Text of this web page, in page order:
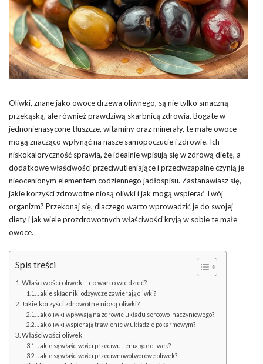
Oliwki, znane jako owoce drzewa oliwnego, są nie tylko smaczną
przekąską, ale również prawdziwą skarbnicą zdrowia. Bogate w
jednonienasycone tłuszcze, witaminy oraz minerały, te małe owoce
mogą znacząco wpłynąć na nasze samopoczucie i zdrowie. Ich
niskokaloryczność sprawia, że idealnie wpisują się w zdrową dietę, a
dodatkowe właściwości przeciwutleniające i przeciwzapalne czynią je
nieocenionym elementem codziennego jadłospisu. Zastanawiasz się,
jakie korzyści zdrowotne niosą oliwki i jak mogą wspierać Twój
organizm? Przekonaj się, dlaczego warto wprowadzić je do swojej
diety i jak wiele prozdrowotnych właściwości kryją w sobie te małe
owoce.
Spis treści
Właściwości oliwek – co warto wiedzieć?
Jakie składniki odżywcze zawierają oliwki?
Jakie korzyści zdrowotne niosą oliwki?
Jak oliwki wpływają na zdrowie układu sercowo-naczyniowego?
Jak oliwki wspierają trawienie w układzie pokarmowym?
Właściwości oliwek
Jakie są właściwości przeciwutleniające oliwek?
Jakie są właściwości przeciwnowotworowe oliwek?